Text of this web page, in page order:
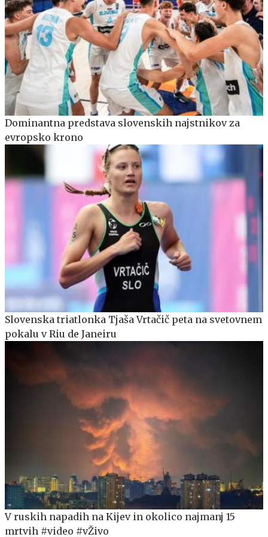
Dominantna predstava slovenskih najstnikov za
evropsko krono
Slovenska triatlonka Tjaša Vrtačič peta na svetovnem
pokalu v Riu de Janeiru
V ruskih napadih na Kijev in okolico najmanj 15
mrtvih #video #vŽivo